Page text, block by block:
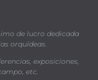
de lucro dedicada
orquídeas.
exposiciones,
etc.